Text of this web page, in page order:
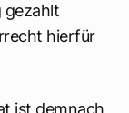
gezahlt
hierfür
ist demnach,